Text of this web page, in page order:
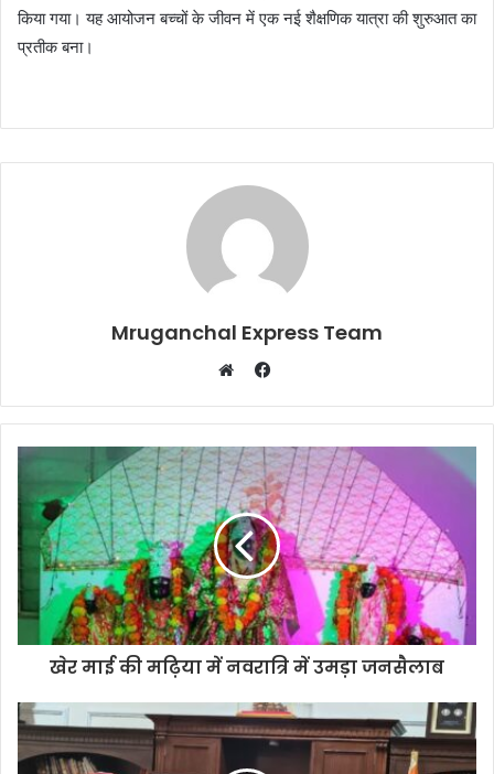
किया गया। यह आयोजन बच्चों के जीवन में एक नई शैक्षणिक यात्रा की शुरुआत का
प्रतीक बना।
Mruganchal Express Team
Facebook
खेर माई की मढ़िया में नवरात्रि में उमड़ा जनसैलाब